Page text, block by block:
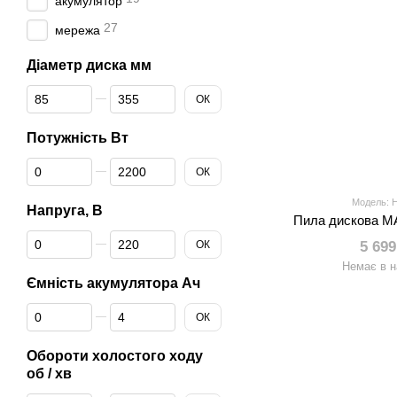
Модель:
Пила дискова
5
Немає в
мережа 27
Діаметр диска мм
Від Діаметр диска мм
До Діаметр диска мм ОК
Потужність Вт
Від Потужність Вт
До Потужність Вт ОК
Напруга, В
Від Напруга, В
До Напруга, В ОК
Ємність акумулятора Ач
Від Ємність акумулятора Ач
До Ємність акумулятора Ач ОК
Обороти холостого ходу
об / хв